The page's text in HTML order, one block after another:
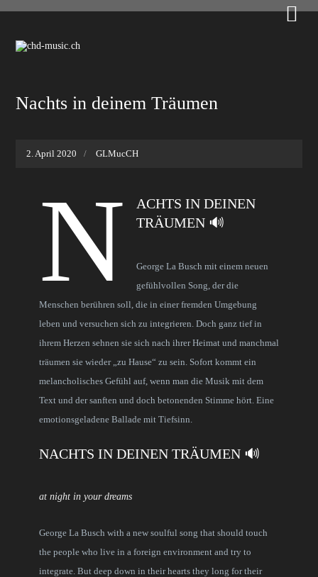

Nachts in deinem Träumen
2. April 2020 GLMucCH
N
ACHTS IN DEINEN
TRÄUMEN 🔊
George La Busch mit einem neuen
gefühlvollen Song, der die
Menschen berühren soll, die in einer fremden Umgebung
leben und versuchen sich zu integrieren. Doch ganz tief in
ihrem Herzen sehnen sie sich nach ihrer Heimat und manchmal
träumen sie wieder „zu Hause“ zu sein. Sofort kommt ein
melancholisches Gefühl auf, wenn man die Musik mit dem
Text und der sanften und doch betonenden Stimme hört. Eine
emotionsgeladene Ballade mit Tiefsinn.
NACHTS IN DEINEN TRÄUMEN 🔊
at night in your dreams
George La Busch with a new soulful song that should touch
the people who live in a foreign environment and try to
integrate. But deep down in their hearts they long for their